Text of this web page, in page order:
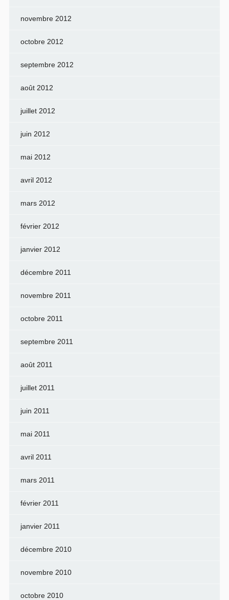
novembre 2012
octobre 2012
septembre 2012
août 2012
juillet 2012
juin 2012
mai 2012
avril 2012
mars 2012
février 2012
janvier 2012
décembre 2011
novembre 2011
octobre 2011
septembre 2011
août 2011
juillet 2011
juin 2011
mai 2011
avril 2011
mars 2011
février 2011
janvier 2011
décembre 2010
novembre 2010
octobre 2010